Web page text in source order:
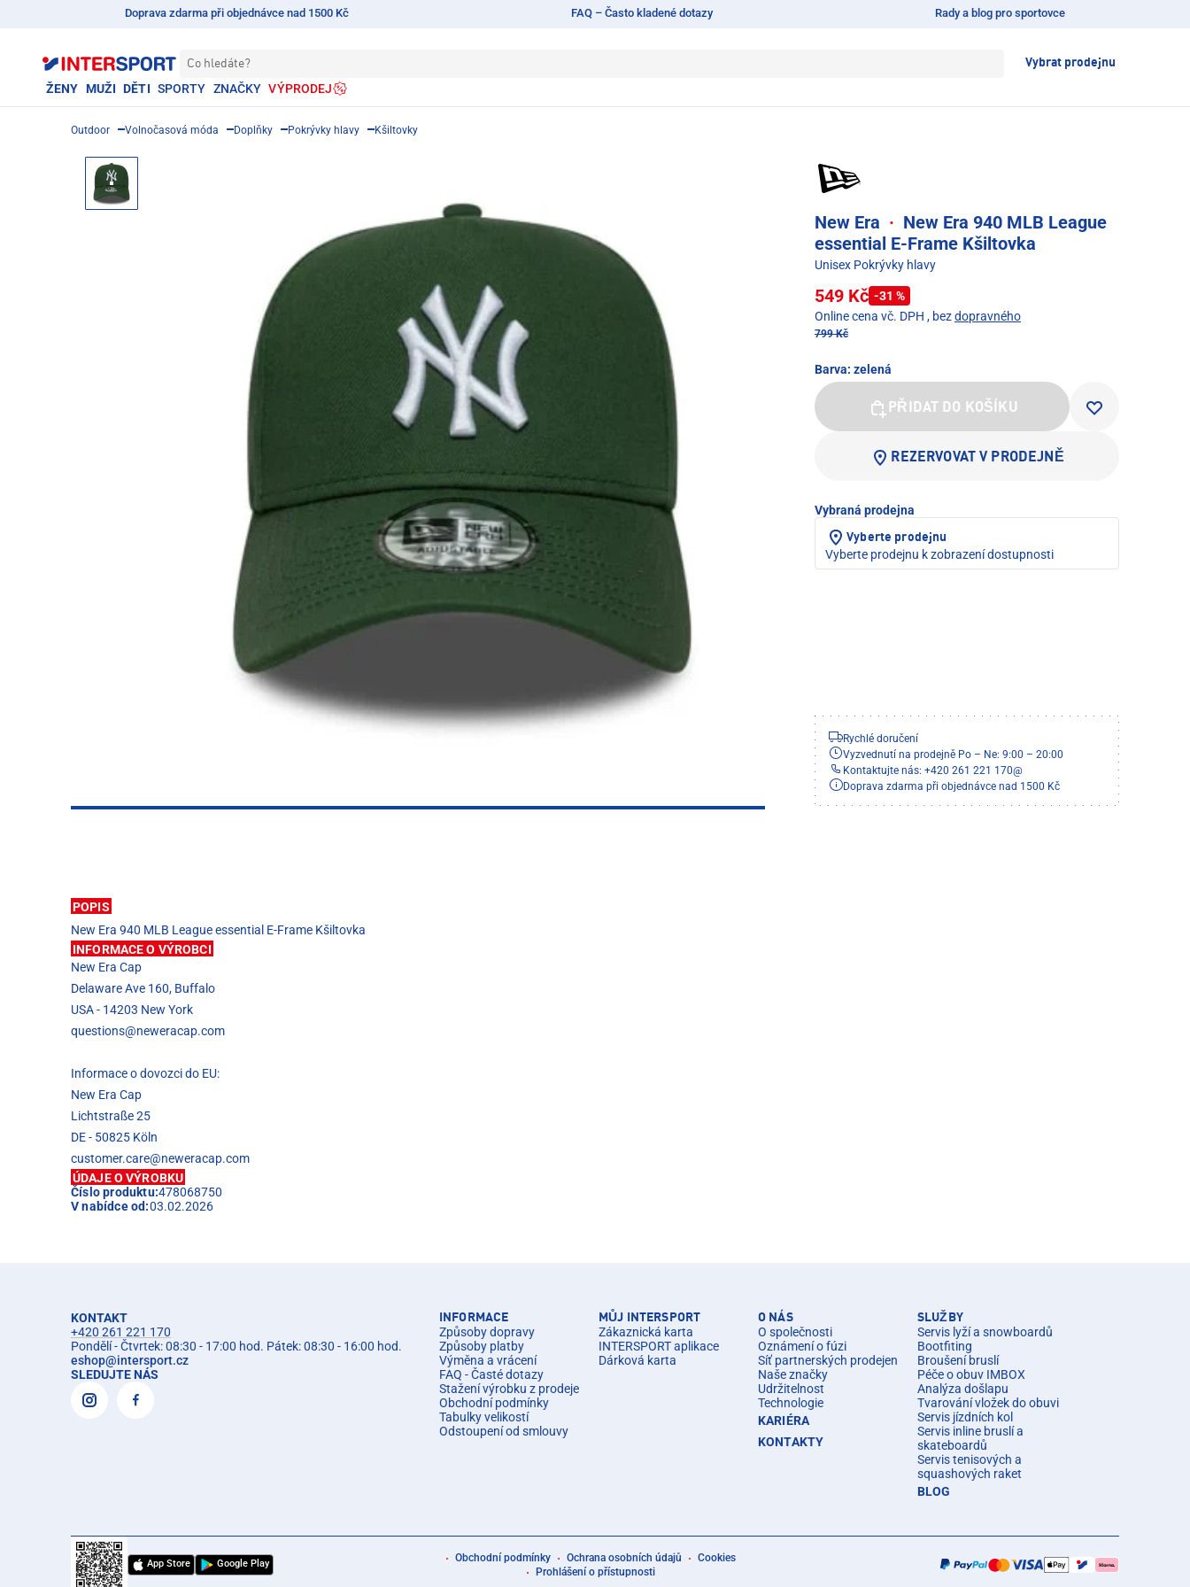
Doprava zdarma při objednávce nad 1500 Kč FAQ – Často kladené dotazy Rady a blog pro sportovce
Co hledáte? Vybrat prodejnu
ŽENY MUŽI DĚTI SPORTY ZNAČKY VÝPRODEJ
Outdoor Volnočasová móda Doplňky Pokrývky hlavy Kšiltovky
New Era · New Era 940 MLB League
essential E-Frame Kšiltovka
Unisex Pokrývky hlavy
549 Kč -31 %
Online cena vč. DPH , bezdopravného
799 Kč
Barva: zelená
PŘIDAT DO KOŠÍKU
REZERVOVAT V PRODEJNĚ
Vybraná prodejna
Vyberte prodejnu
Vyberte prodejnu k zobrazení dostupnosti
Rychlé doručení
Vyzvednutí na prodejně Po – Ne: 9:00 – 20:00
Kontaktujte nás: +420 261 221 170@
Doprava zdarma při objednávce nad 1500 Kč
POPIS
New Era 940 MLB League essential E-Frame Kšiltovka
INFORMACE O VÝROBCI
New Era Cap
Delaware Ave 160, Buffalo
USA - 14203 New York
questions@neweracap.com
Informace o dovozci do EU:
New Era Cap
Lichtstraße 25
DE - 50825 Köln
customer.care@neweracap.com
ÚDAJE O VÝROBKU
Číslo produktu:478068750
V nabídce od:03.02.2026
KONTAKT
+420 261 221 170
Pondělí - Čtvrtek: 08:30 - 17:00 hod. Pátek: 08:30 - 16:00 hod.
eshop@intersport.cz
SLEDUJTE NÁS
INFORMACE
Způsoby dopravy
Způsoby platby
Výměna a vrácení
FAQ - Časté dotazy
Stažení výrobku z prodeje
Obchodní podmínky
Tabulky velikostí
Odstoupení od smlouvy
MŮJ INTERSPORT
Zákaznická karta
INTERSPORT aplikace
Dárková karta
O NÁS
O společnosti
Oznámení o fúzi
Síť partnerských prodejen
Naše značky
Udržitelnost
Technologie
KARIÉRA
KONTAKTY
SLUŽBY
Servis lyží a snowboardů
Bootfiting
Broušení bruslí
Péče o obuv IMBOX
Analýza došlapu
Tvarování vložek do obuvi
Servis jízdních kol
Servis inline bruslí a
skateboardů
Servis tenisových a
squashových raket
BLOG
App Store Google Play Obchodní podmínky Ochrana osobních údajů
Cookies
Prohlášení o přístupnosti